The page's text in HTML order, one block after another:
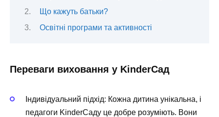
Що кажуть батьки?
Освітні програми та активності
Переваги виховання у KinderСад
Індивідуальний підхід: Кожна дитина унікальна, і
педагоги KinderСаду це добре розуміють. Вони